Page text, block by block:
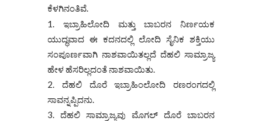
ಕೆಳಗಿನಂತಿವೆ.
ಇಬ್ರಾಹಿಲೋದಿ ಮತ್ತು ಬಾಬರನ ನಿರ್ಣಯಕ
ಯುದ್ಧವಾದ ಈ ಕದನದಲ್ಲಿ ಲೋದಿ ಸೈನಿಕ ಶಕ್ತಿಯು
ಸಂಪೂರ್ಣವಾಗಿ ನಾಶವಾಯಿತಲ್ಲದೆ ದೆಹಲಿ ಸಾಮ್ರಾಜ್ಯ
ಹೇಳ ಹೆಸರಿಲ್ಲದಂತೆ ನಾಶವಾಯಿತು.
ದೆಹಲಿ ದೊರೆ ಇಬ್ರಾಹಿಂಲೋದಿ ರಣರಂಗದಲ್ಲಿ
ಸಾವನ್ನಪ್ಪಿದನು.
ದೆಹಲಿ ಸಾಮ್ರಾಜ್ಯವು ಮೊಗಲ್ ದೊರೆ ಬಾಬರನ